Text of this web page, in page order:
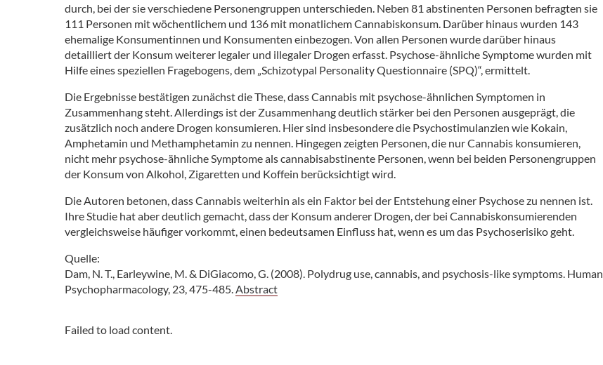
durch, bei der sie verschiedene Personengruppen unterschieden. Neben 81 abstinenten Personen befragten sie
111 Personen mit wöchentlichem und 136 mit monatlichem Cannabiskonsum. Darüber hinaus wurden 143
ehemalige Konsumentinnen und Konsumenten einbezogen. Von allen Personen wurde darüber hinaus
detailliert der Konsum weiterer legaler und illegaler Drogen erfasst. Psychose-ähnliche Symptome wurden mit
Hilfe eines speziellen Fragebogens, dem „Schizotypal Personality Questionnaire (SPQ)“, ermittelt.
Die Ergebnisse bestätigen zunächst die These, dass Cannabis mit psychose-ähnlichen Symptomen in
Zusammenhang steht. Allerdings ist der Zusammenhang deutlich stärker bei den Personen ausgeprägt, die
zusätzlich noch andere Drogen konsumieren. Hier sind insbesondere die Psychostimulanzien wie Kokain,
Amphetamin und Methamphetamin zu nennen. Hingegen zeigten Personen, die nur Cannabis konsumieren,
nicht mehr psychose-ähnliche Symptome als cannabisabstinente Personen, wenn bei beiden Personengruppen
der Konsum von Alkohol, Zigaretten und Koffein berücksichtigt wird.
Die Autoren betonen, dass Cannabis weiterhin als ein Faktor bei der Entstehung einer Psychose zu nennen ist.
Ihre Studie hat aber deutlich gemacht, dass der Konsum anderer Drogen, der bei Cannabiskonsumierenden
vergleichsweise häufiger vorkommt, einen bedeutsamen Einfluss hat, wenn es um das Psychoserisiko geht.
Quelle:
Dam, N. T., Earleywine, M. & DiGiacomo, G. (2008). Polydrug use, cannabis, and psychosis-like symptoms. Human
Psychopharmacology, 23, 475-485.Abstract
Failed to load content.